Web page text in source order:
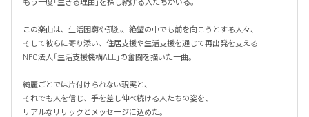
この楽曲は、生活困窮や孤独、絶望の中でも前を向こうとする人々、
そして彼らに寄り添い、住居支援や生活支援を通じて再出発を支える
NPO法人「生活支援機構ALL」の奮闘を描いた一曲。
綺麗ごとでは片付けられない現実と、
それでも人を信じ、手を差し伸べ続ける人たちの姿を、
リアルなリリックとメッセージに込めた。